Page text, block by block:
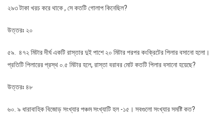
২৯৩ টাকা খরচ করে থাকে , সে কতটি গোলাপ কিনেছিল?
উত্তরঃ ২০
৫৯. ৪৭২ মিটার দীর্ঘ একটি রাস্তার দুই পাশে ২০ মিটার পরপর কংক্রিটের পিলার বসানো হলো।
প্রতিটি পিলারের প্রস্থ ০.৫ মিটার হলে, রাস্তা বরাবর মোট কতটি পিলার বসানো হয়েছে?
উত্তরঃ ৪৮
৬০. ৯ ধারাবাহিক বিজোড় সংখ্যার পঞ্চম সংখ্যাটি হল -১৫। সবগুলো সংখ্যার সমষ্টি কত?